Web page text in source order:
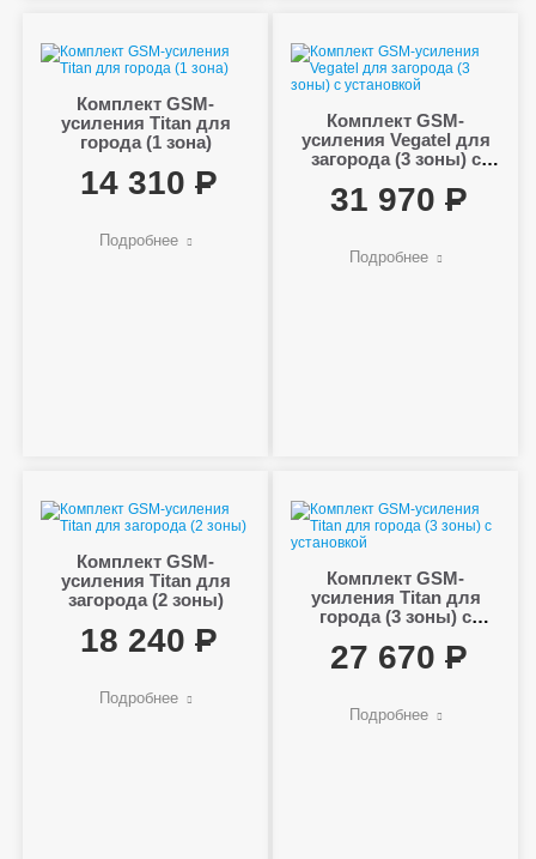
Комплект GSM-
усиления Titan для
города (1 зона)
14 310
Подробнее
Комплект GSM-
усиления Vegatel для
загорода (3 зоны) с
31 970
Подробнее
Комплект GSM-
усиления Titan для
загорода (2 зоны)
18 240
Подробнее
Комплект GSM-
усиления Titan для
города (3 зоны) с
27 670
Подробнее